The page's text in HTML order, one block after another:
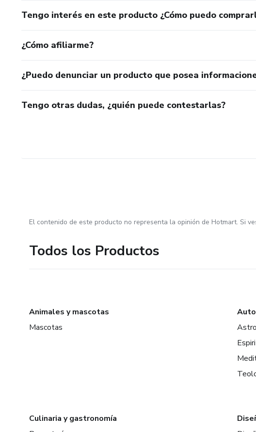
Tengo interés en este producto ¿Cómo puedo
¿Cómo afiliarme?
¿Puedo denunciar un producto que posea
Tengo otras dudas, ¿quién puede contestarlas?
El contenido de este producto no representa la opinión de Hotmart. Si
Todos los Productos
Animales y mascotas
Mascotas
Culinaria y gastronomía